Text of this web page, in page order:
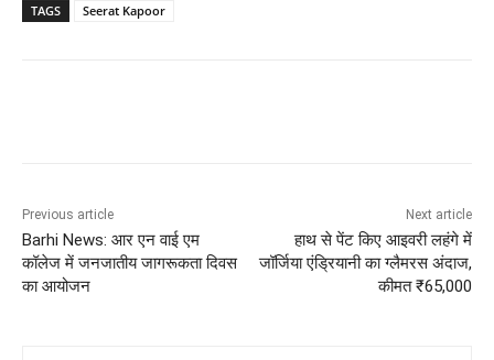
TAGS Seerat Kapoor
Previous article
Barhi News: आर एन वाई एम
कॉलेज में जनजातीय जागरूकता दिवस
का आयोजन
Next article
हाथ से पेंट किए आइवरी लहंगे में
जॉर्जिया एंड्रियानी का ग्लैमरस अंदाज,
कीमत ₹65,000